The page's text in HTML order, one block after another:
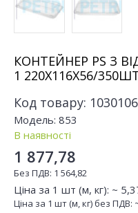
КОНТЕЙНЕР PS З
1 220Х116Х56/
Код товару: 1030106
Модель: 853
В наявності
1 877,78
Без ПДВ: 1 564,82
Ціна за 1 шт (м, кг): ~
Ціна за 1 шт (м, кг) без ПДВ: